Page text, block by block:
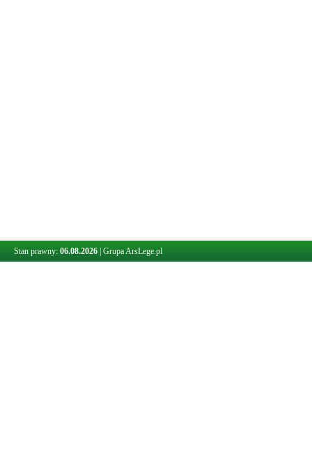
Stan prawny: 06.08.2026 Grupa ArsLege.pl